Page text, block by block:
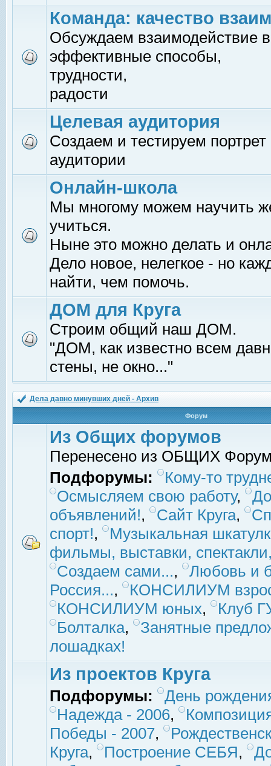
Команда: качество
Обсуждаем взаимодействие
эффективные способы,
трудности,
радости
Целевая аудитория
Создаем и тестируем
аудитории
Онлайн-школа
Мы многому можем научить
учиться.
Ныне это можно делать и
Дело новое, нелегкое - но
найти, чем помочь.
ДОМ для Круга
Строим общий наш ДОМ.
"ДОМ, как известно всем
стены, не окно..."
Дела давно минувших дней - Архив
Форум
Из Общих форумов
Перенесено из ОБЩИХ
Подфорумы:
Кому-то
Осмысляем свою работу,
объявлений!, Сайт Круга,
спорт!,
Музыкальная
фильмы, выставки,
Создаем сами...,
Любовь и
Россия...,
КОНСИЛИУМ
КОНСИЛИУМ юных,
Клуб
Болталка,
Занятные
лошадках!
Из проектов Круга
Подфорумы:
День
Надежда - 2006,
Победы - 2007,
Круга, Построение СЕБЯ,